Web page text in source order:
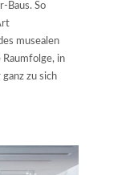
Baus. So
musealen
in
zu sich